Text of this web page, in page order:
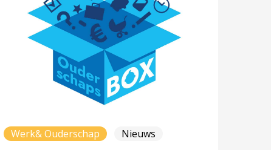
Werk& Ouderschap Nieuws